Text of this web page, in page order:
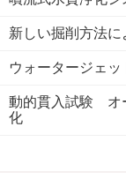
新しい掘削方法
ウォータージェ
動的貫入試験 オ
化